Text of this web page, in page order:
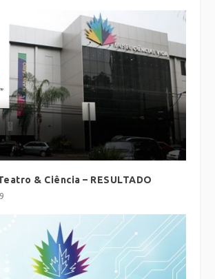
& Ciência – RESULTADO